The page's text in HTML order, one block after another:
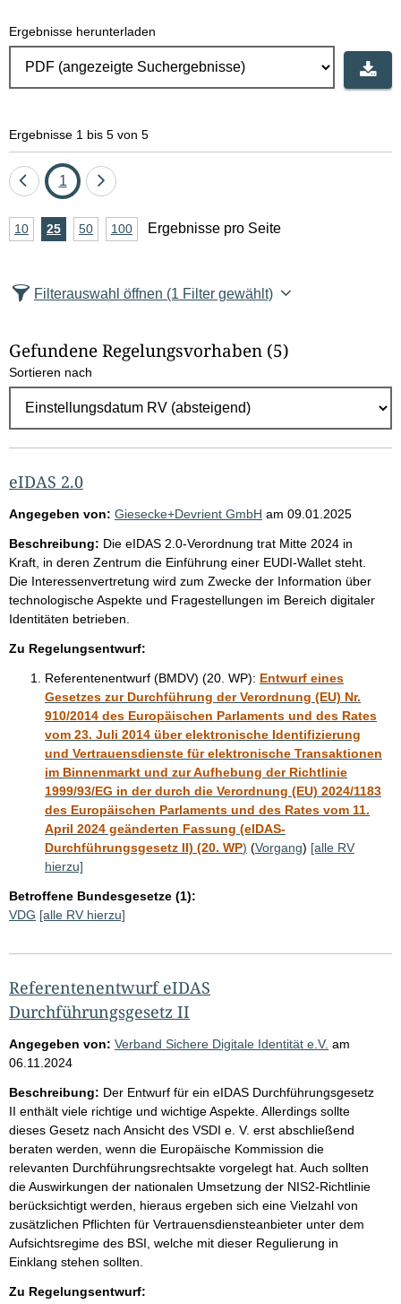
Ergebnisse herunterladen
Ergebnisse 1 bis 5 von 5
Eine
zurück
Seite
1
Eine
vor
A
z
l
E
g
e
b
n
s
s
e
p
r
10Ergebnisse
25Ergebnisse
50Ergebnisse
100Ergebnisse
Ergebnisse pro Seite
Filterauswahl öffnen (1 Filter gewählt)
Gefundene Regelungsvorhaben (5)
Sortieren nach
eIDAS 2.0
Angegeben von: Giesecke+Devrient GmbH am 09.01.2025
Beschreibung: Die eIDAS 2.0-Verordnung trat Mitte 2024 in
Kraft, in deren Zentrum die Einführung einer EUDI-Wallet steht.
Die Interessenvertretung wird zum Zwecke der Information über
technologische Aspekte und Fragestellungen im Bereich digitaler
Identitäten betrieben.
Zu Regelungsentwurf:
Referentenentwurf (BMDV) (20. WP): Entwurf eines
Gesetzes zur Durchführung der Verordnung (EU) Nr.
910/2014 des Europäischen Parlaments und des Rates
vom 23. Juli 2014 über elektronische Identifizierung
und Vertrauensdienste für elektronische Transaktionen
im Binnenmarkt und zur Aufhebung der Richtlinie
1999/93/EG in der durch die Verordnung (EU) 2024/1183
des Europäischen Parlaments und des Rates vom 11.
April 2024 geänderten Fassung (eIDAS-
Durchführungsgesetz II) (20. WP) (Vorgang) [alle RV
hierzu]
Betroffene Bundesgesetze (1):
VDG [alle RV hierzu]
Referentenentwurf eIDAS
Durchführungsgesetz II
Angegeben von: Verband Sichere Digitale Identität e.V. am
06.11.2024
Beschreibung: Der Entwurf für ein eIDAS Durchführungsgesetz
II enthält viele richtige und wichtige Aspekte. Allerdings sollte
dieses Gesetz nach Ansicht des VSDI e. V. erst abschließend
beraten werden, wenn die Europäische Kommission die
relevanten Durchführungsrechtsakte vorgelegt hat. Auch sollten
die Auswirkungen der nationalen Umsetzung der NIS2-Richtlinie
berücksichtigt werden, hieraus ergeben sich eine Vielzahl von
zusätzlichen Pflichten für Vertrauensdiensteanbieter unter dem
Aufsichtsregime des BSI, welche mit dieser Regulierung in
Einklang stehen sollten.
Zu Regelungsentwurf: